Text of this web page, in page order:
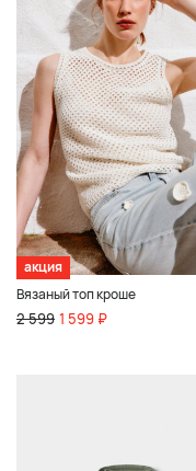
акция
Вязаный топ кроше
2 599 1 599 ₽